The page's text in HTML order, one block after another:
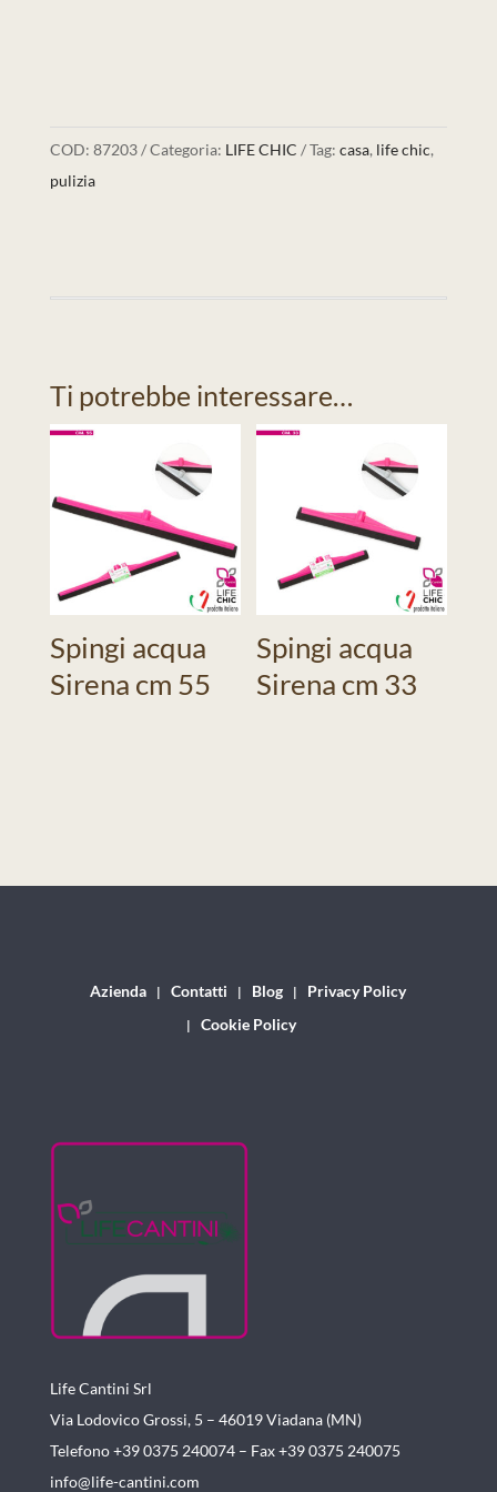
COD: 87203 Categoria: LIFE CHIC Tag: casa, life chic,
pulizia
Ti potrebbe interessare…
Spingi acqua
Sirena cm 55
Spingi acqua
Sirena cm 33
Azienda Contatti Blog
Privacy Policy
Cookie Policy
Life Cantini Srl
Via Lodovico Grossi, 5 – 46019Viadana (MN)
Telefono +39 0375 240074 – Fax +39 0375 240075
info@life-cantini.com